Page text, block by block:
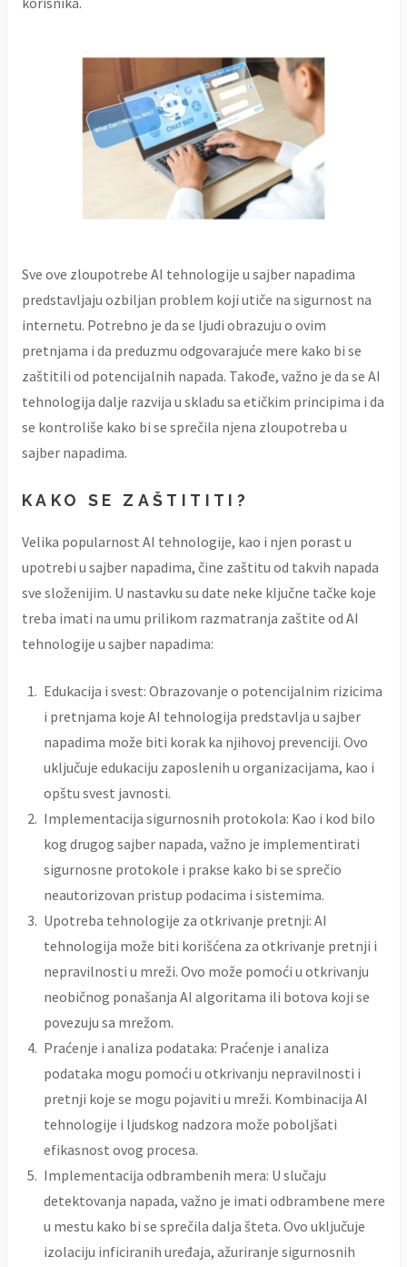
Sve ove zloupotrebe AI tehnologije u sajber napadima
predstavljaju ozbiljan problem koji utiče na sigurnost na
internetu. Potrebno je da se ljudi obrazuju o ovim
pretnjama i da preduzmu odgovarajuće mere kako bi se
zaštitili od potencijalnih napada. Takođe, važno je da se AI
tehnologija dalje razvija u skladu sa etičkim principima i da
se kontroliše kako bi se sprečila njena zloupotreba u
sajber napadima.
KAKO SE ZAŠTITITI?
Velika popularnost AI tehnologije, kao i njen porast u
upotrebi u sajber napadima, čine zaštitu od takvih napada
sve složenijim. U nastavku su date neke ključne tačke koje
treba imati na umu prilikom razmatranja zaštite od AI
tehnologije u sajber napadima:
Edukacija i svest: Obrazovanje o potencijalnim rizicima
i pretnjama koje AI tehnologija predstavlja u sajber
napadima može biti korak ka njihovoj prevenciji. Ovo
uključuje edukaciju zaposlenih u organizacijama, kao i
opštu svest javnosti.
Implementacija sigurnosnih protokola: Kao i kod bilo
kog drugog sajber napada, važno je implementirati
sigurnosne protokole i prakse kako bi se sprečio
neautorizovan pristup podacima i sistemima.
Upotreba tehnologije za otkrivanje pretnji: AI
tehnologija može biti korišćena za otkrivanje pretnji i
nepravilnosti u mreži. Ovo može pomoći u otkrivanju
neobičnog ponašanja AI algoritama ili botova koji se
povezuju sa mrežom.
Praćenje i analiza podataka: Praćenje i analiza
podataka mogu pomoći u otkrivanju nepravilnosti i
pretnji koje se mogu pojaviti u mreži. Kombinacija AI
tehnologije i ljudskog nadzora može poboljšati
efikasnost ovog procesa.
Implementacija odbrambenih mera: U slučaju
detektovanja napada, važno je imati odbrambene mere
u mestu kako bi se sprečila dalja šteta. Ovo uključuje
izolaciju inficiranih uređaja, ažuriranje sigurnosnih